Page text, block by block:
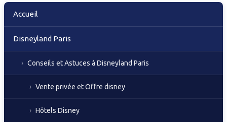
Skip
Accueil
Disneyland Paris
Conseils et Astuces à Disneyland Paris
Vente privée et Offre disney
Hôtels Disney